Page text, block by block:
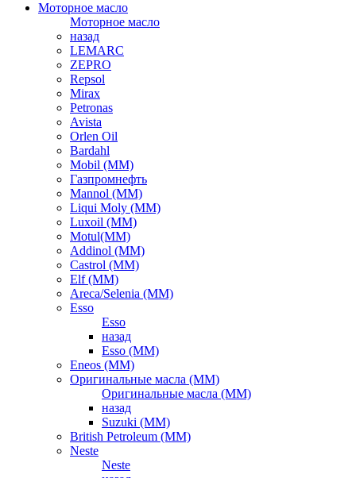
Моторное масло
Моторное масло
назад
LEMARC
ZEPRO
Repsol
Mirax
Petronas
Avista
Orlen Oil
Bardahl
Mobil (ММ)
Газпромнефть
Mannol (ММ)
Liqui Moly (ММ)
Luxoil (ММ)
Motul(ММ)
Addinol (ММ)
Castrol (ММ)
Elf (ММ)
Areca/Selenia (ММ)
Esso
Esso
назад
Esso (ММ)
Eneos (ММ)
Оригинальные масла (ММ)
Оригинальные масла (ММ)
назад
Suzuki (ММ)
British Petroleum (ММ)
Neste
Neste